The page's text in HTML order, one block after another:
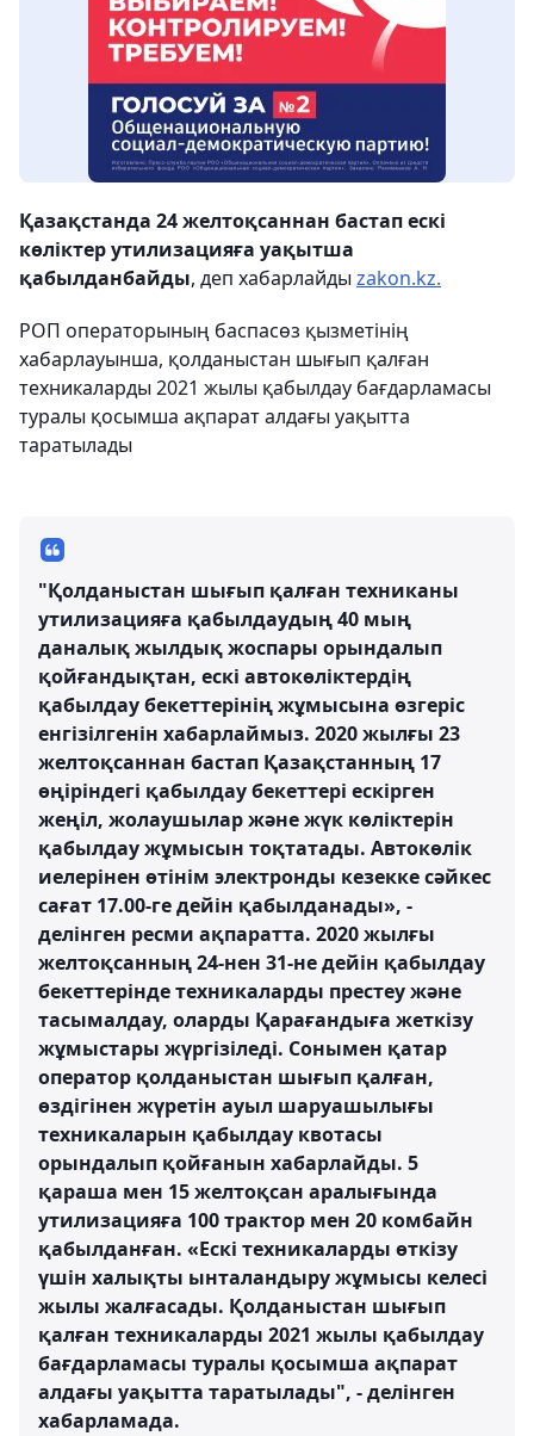
Қазақстанда 24 желтоқсаннан бастап ескі
көліктер утилизацияға уақытша
қабылданбайды, деп хабарлайды zakon.kz.
РОП операторының баспасөз қызметінің
хабарлауынша, қолданыстан шығып қалған
техникаларды 2021 жылы қабылдау бағдарламасы
туралы қосымша ақпарат алдағы уақытта
таратылады
"Қолданыстан шығып қалған техниканы
утилизацияға қабылдаудың 40 мың
даналық жылдық жоспары орындалып
қойғандықтан, ескі автокөліктердің
қабылдау бекеттерінің жұмысына өзгеріс
енгізілгенін хабарлаймыз. 2020 жылғы 23
желтоқсаннан бастап Қазақстанның 17
өңіріндегі қабылдау бекеттері ескірген
жеңіл, жолаушылар және жүк көліктерін
қабылдау жұмысын тоқтатады. Автокөлік
иелерінен өтінім электронды кезекке сәйкес
сағат 17.00-ге дейін қабылданады», -
делінген ресми ақпаратта. 2020 жылғы
желтоқсанның 24-нен 31-не дейін қабылдау
бекеттерінде техникаларды престеу және
тасымалдау, оларды Қарағандыға жеткізу
жұмыстары жүргізіледі. Сонымен қатар
оператор қолданыстан шығып қалған,
өздігінен жүретін ауыл шаруашылығы
техникаларын қабылдау квотасы
орындалып қойғанын хабарлайды. 5
қараша мен 15 желтоқсан аралығында
утилизацияға 100 трактор мен 20 комбайн
қабылданған. «Ескі техникаларды өткізу
үшін халықты ынталандыру жұмысы келесі
жылы жалғасады. Қолданыстан шығып
қалған техникаларды 2021 жылы қабылдау
бағдарламасы туралы қосымша ақпарат
алдағы уақытта таратылады", - делінген
хабарламада.